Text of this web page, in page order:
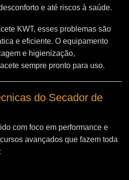
e até riscos à saúde.
KWT, esses problemas são
e eficiente. O equipamento
e higienização,
sempre pronto para uso.
do Secador de
com foco em performance e
avançados que fazem toda